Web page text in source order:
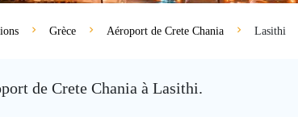
Grèce Aéroport de Crete Chania Lasithi
de Crete Chania à Lasithi.